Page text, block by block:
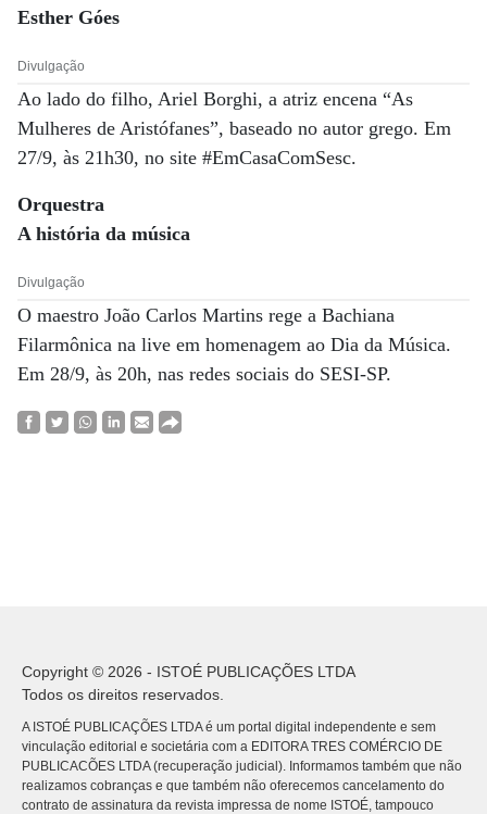
Esther Góes
Divulgação
Ao lado do filho, Ariel Borghi, a atriz encena “As
Mulheres de Aristófanes”, baseado no autor grego. Em
27/9, às 21h30, no site #EmCasaComSesc.
Orquestra
A história da música
Divulgação
O maestro João Carlos Martins rege a Bachiana
Filarmônica na live em homenagem ao Dia da Música.
Em 28/9, às 20h, nas redes sociais do SESI-SP.
Copyright © 2026 - ISTOÉ PUBLICAÇÕES LTDA
Todos os direitos reservados.
A ISTOÉ PUBLICAÇÕES LTDA é um portal digital independente e sem
vinculação editorial e societária com a EDITORA TRES COMÉRCIO DE
PUBLICACÕES LTDA (recuperação judicial). Informamos também que não
realizamos cobranças e que também não oferecemos cancelamento do
contrato de assinatura da revista impressa de nome ISTOÉ, tampouco